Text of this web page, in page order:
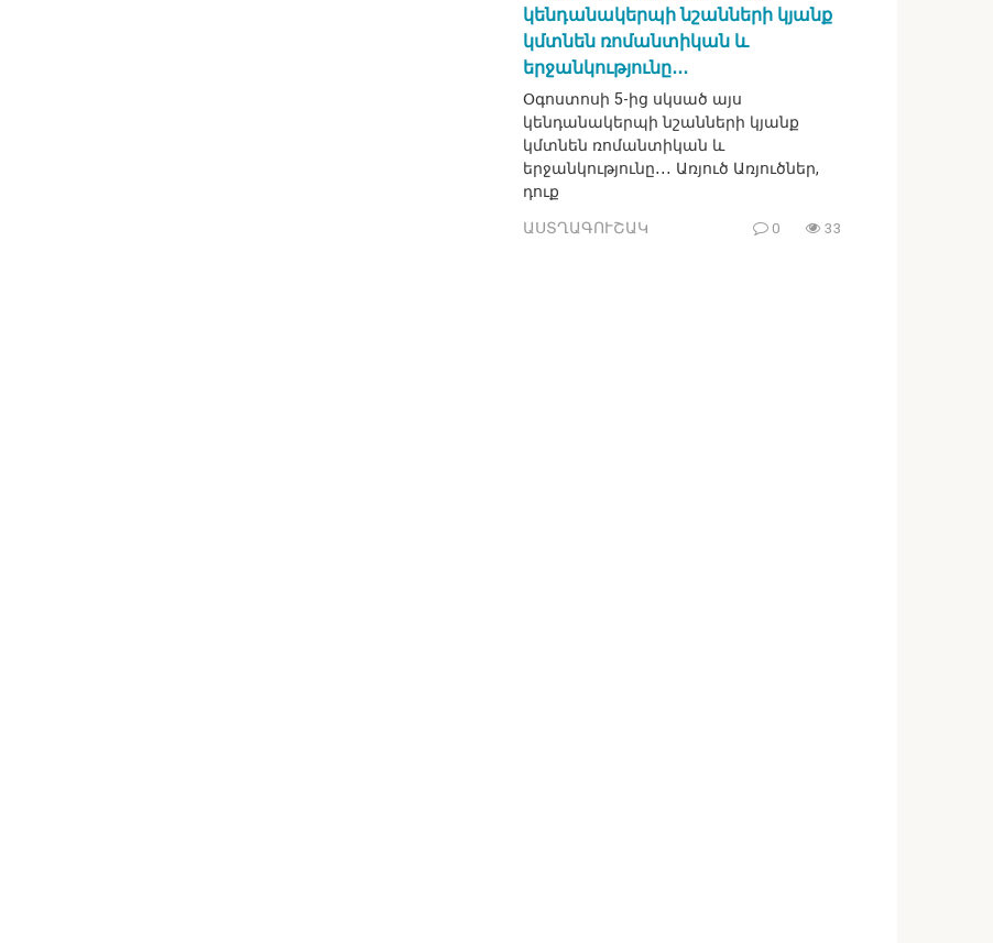
կենդանակերպի նշանների կյանք
կմտնեն ռոմանտիկան և
երջանկությունը․․․
Օգոստոսի 5-ից սկսած այս
կենդանակերպի նշանների կյանք
կմտնեն ռոմանտիկան և
երջանկությունը․․․ Առյուծ Առյուծներ,
դուք
ԱՍՏՂԱԳՈՒՇԱԿ 0 33